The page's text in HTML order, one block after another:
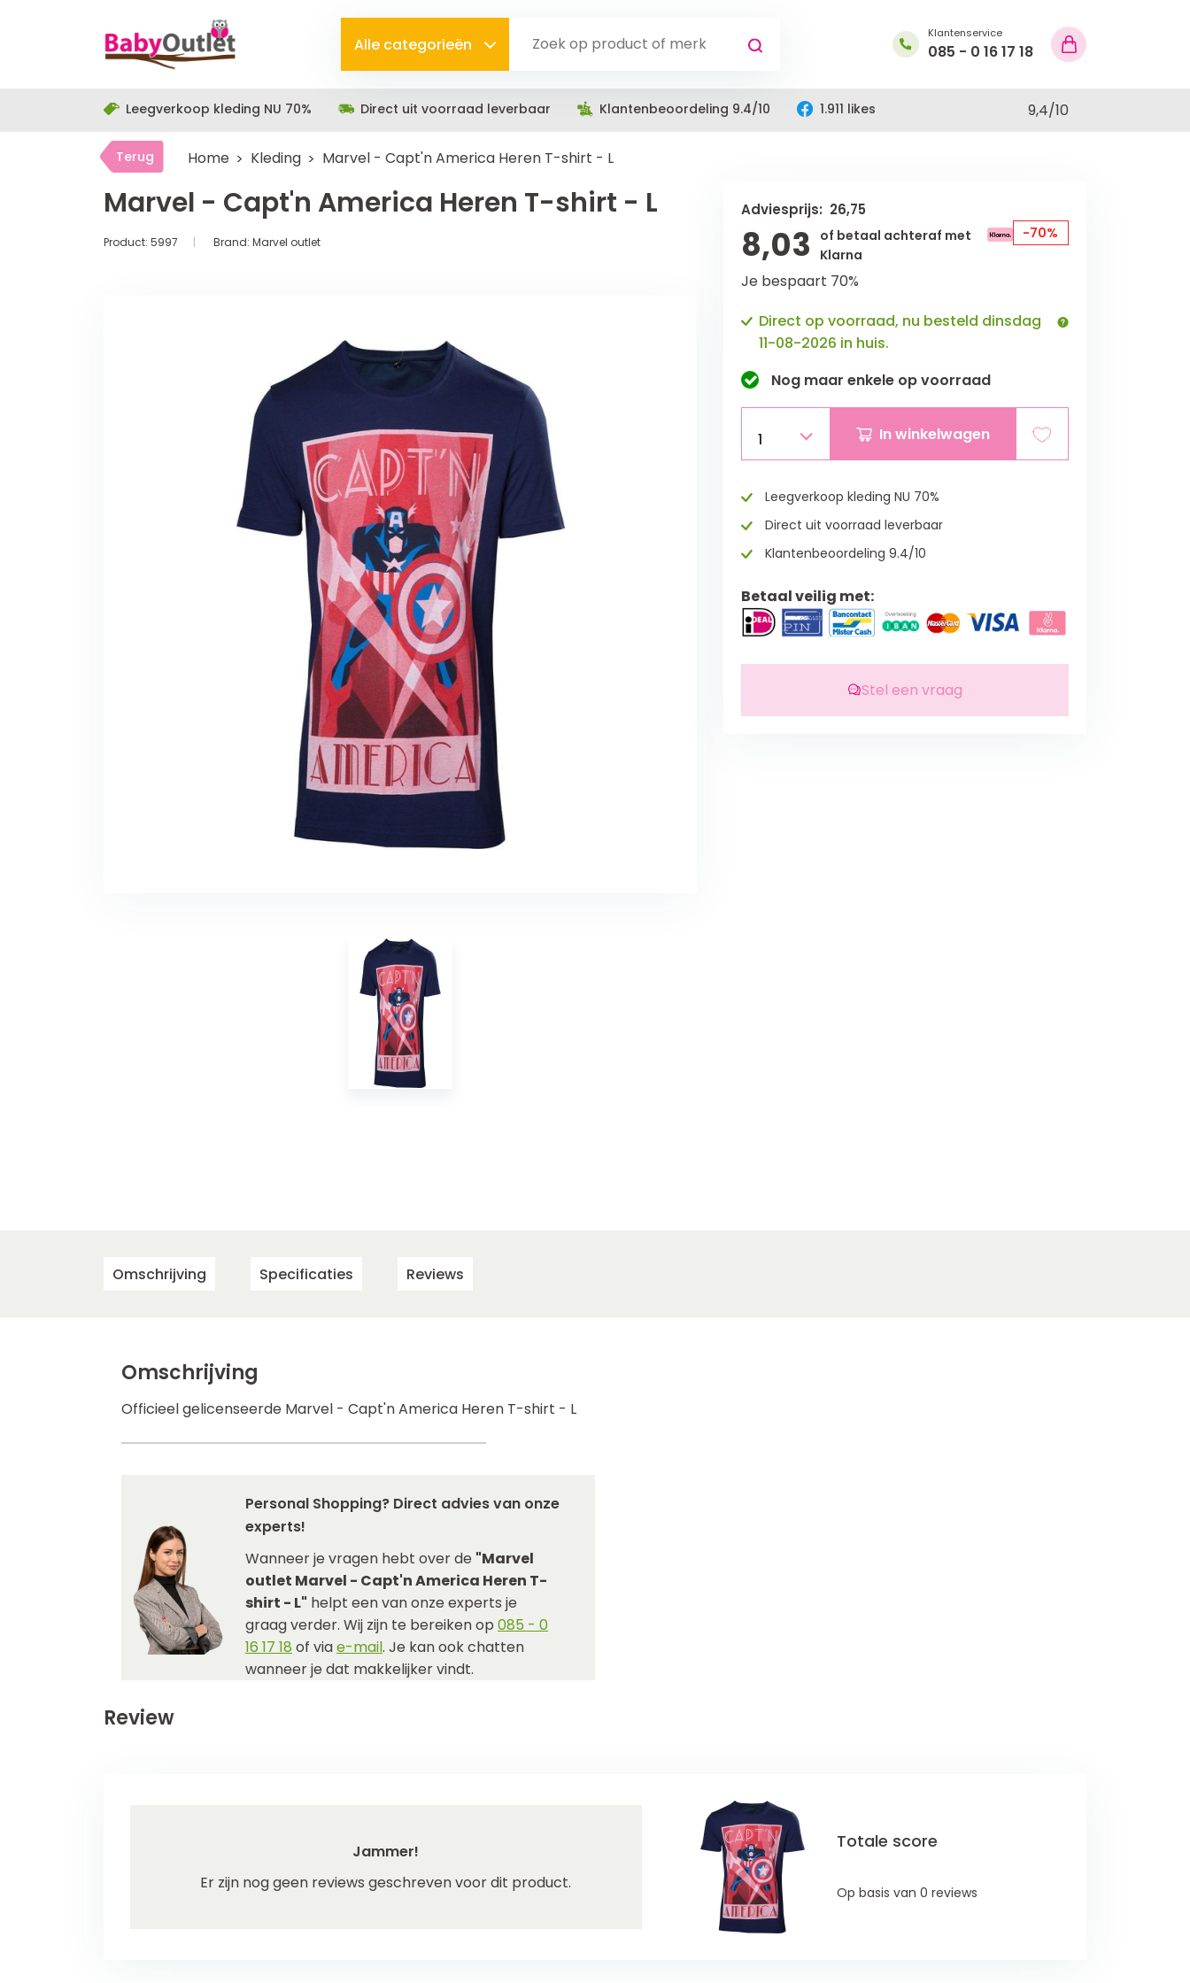
Alle categorieën
Klantenservice
085 - 0 16 17 18
Leegverkoop kleding NU 70% Direct uit voorraad leverbaar Klantenbeoordeling 9.4/10 1.911 likes 9,4/10
Terug Home Kleding Marvel - Capt'n America Heren T-shirt - L
Marvel - Capt'n America Heren T-shirt - L
Product: 5997 Brand: Marvel outlet
Adviesprijs: 26,75
8,03
of betaal achteraf met
Klarna
-70%
Je bespaart 70%
Direct op voorraad, nu besteld dinsdag
11-08-2026 in huis.
Nog maar enkeleop voorraad
1 In winkelwagen
Leegverkoop kleding NU 70%
Direct uit voorraad leverbaar
Klantenbeoordeling 9.4/10
Betaal veilig met:
Stel een vraag
Omschrijving Specificaties Reviews
Omschrijving
Officieel gelicenseerde Marvel - Capt'n America Heren T-shirt - L
Personal Shopping? Direct advies van onze
experts!
Wanneer je vragen hebt over de "Marvel
outlet Marvel - Capt'n America Heren T-
shirt - L" helpt een van onze experts je
graag verder. Wij zijn te bereiken op 085 - 0
16 17 18 of viae-mail. Je kan ook chatten
wanneer je dat makkelijker vindt.
Review
Jammer!
Er zijn nog geen reviews geschreven voor dit product.
Totale score
Op basis van 0 reviews